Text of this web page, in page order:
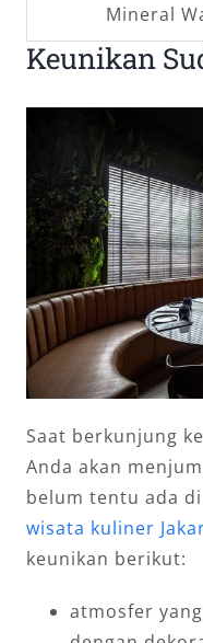
Mineral
Keunikan
Saat berkunjung
Anda akan
belum tentu ada
wisata kuliner
keunikan berikut:
atmosfer